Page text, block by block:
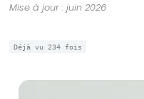
Mise à jour : juin 2026
Déjà vu234 fois